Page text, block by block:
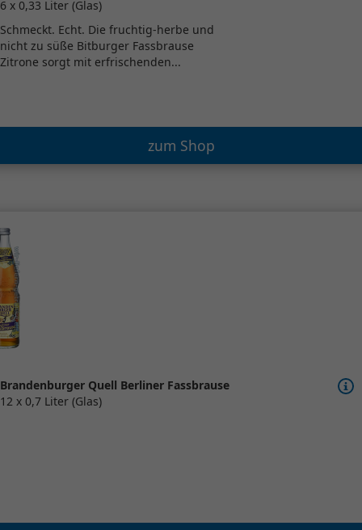
6 x 0,33 Liter (Glas)
Schmeckt. Echt. Die fruchtig-herbe und
nicht zu süße Bitburger Fassbrause
Zitrone sorgt mit erfrischenden...
zum Shop
Brandenburger Quell Berliner Fassbrause
12 x 0,7 Liter (Glas)